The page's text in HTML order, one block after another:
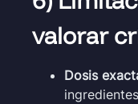
valorar
Dosis